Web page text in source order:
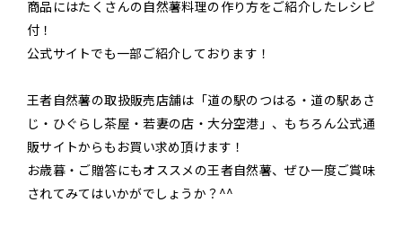
商品にはたくさんの自然薯料理の作り方をご紹介したレシピ
付！
公式サイトでも一部ご紹介しております！
王者自然薯の取扱販売店舗は「道の駅のつはる・道の駅あさ
じ・ひぐらし茶屋・若妻の店・大分空港」、もちろん公式通
販サイトからもお買い求め頂けます！
お歳暮・ご贈答にもオススメの王者自然薯、ぜひ一度ご賞味
されてみてはいかがでしょうか？^^